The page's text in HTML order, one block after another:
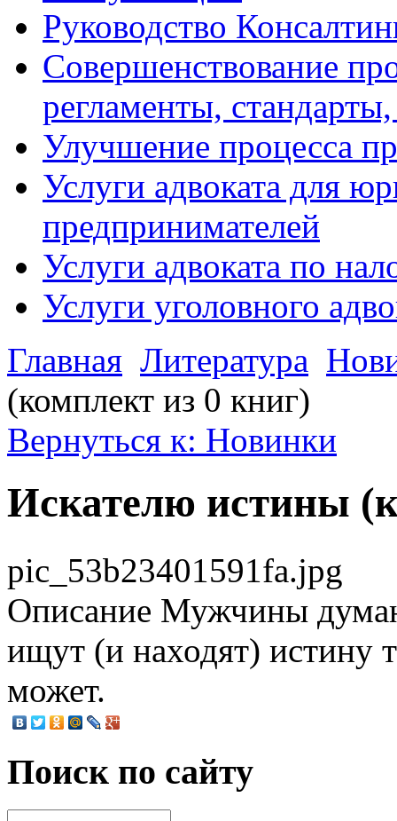
Руководство
Совершенствование
регламенты,
Улучшение процесса
Услуги адвоката для
предпринимателей
Услуги адвоката по
Услуги уголовного
Главная Литература
(комплект из 0 книг)
Вернуться к: Новинки
Искателю истины
pic_53b23401591fa.jpg
Описание Мужчины
ищут (и находят) истину
может.
Поиск по сайту